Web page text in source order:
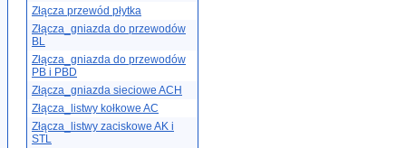
Złącza przewód płytka
Złącza_gniazda do przewodów
BL
Złącza_gniazda do przewodów
PB i PBD
Złącza_gniazda sieciowe ACH
Złącza_listwy kołkowe AC
Złącza_listwy zaciskowe AK i
STL